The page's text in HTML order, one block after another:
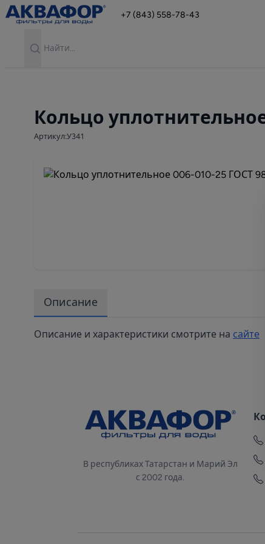
+7 (843) 558-78-43
Кольцо
Артикул:У341
Описание
Описание и характеристики смотрите на сайте
В республиках Татарстан и Марий Эл
с 2002 года.